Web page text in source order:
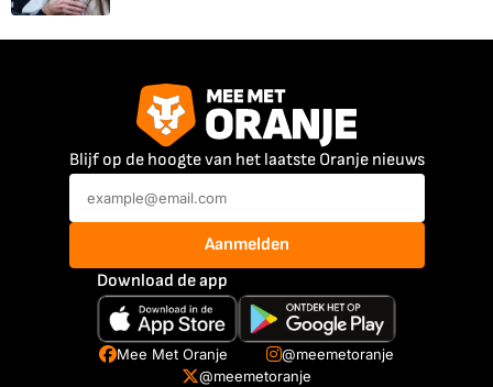
Blijf op de hoogte van het laatste Oranje nieuws
Aanmelden
Download de app
Mee Met Oranje
@meemetoranje
@meemetoranje